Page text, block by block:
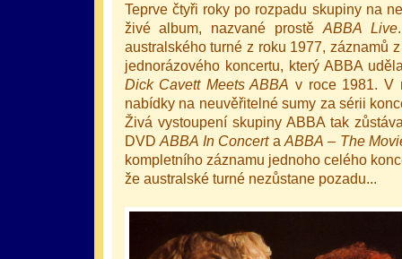
Teprve čtyři roky po rozpadu skupiny na
živé album, nazvané prostěABBA Live
australského turné z roku 1977, záznamů
jednorázového koncertu, který ABBA
Dick Cavett Meets ABBA v roce 1981. V
nabídky na neuvěřitelné sumy za sérii
Živá vystoupení skupiny ABBA tak
DVDABBA In ConcertaABBA – The
kompletního záznamu jednoho celého
že australské turné nezůstane pozadu...